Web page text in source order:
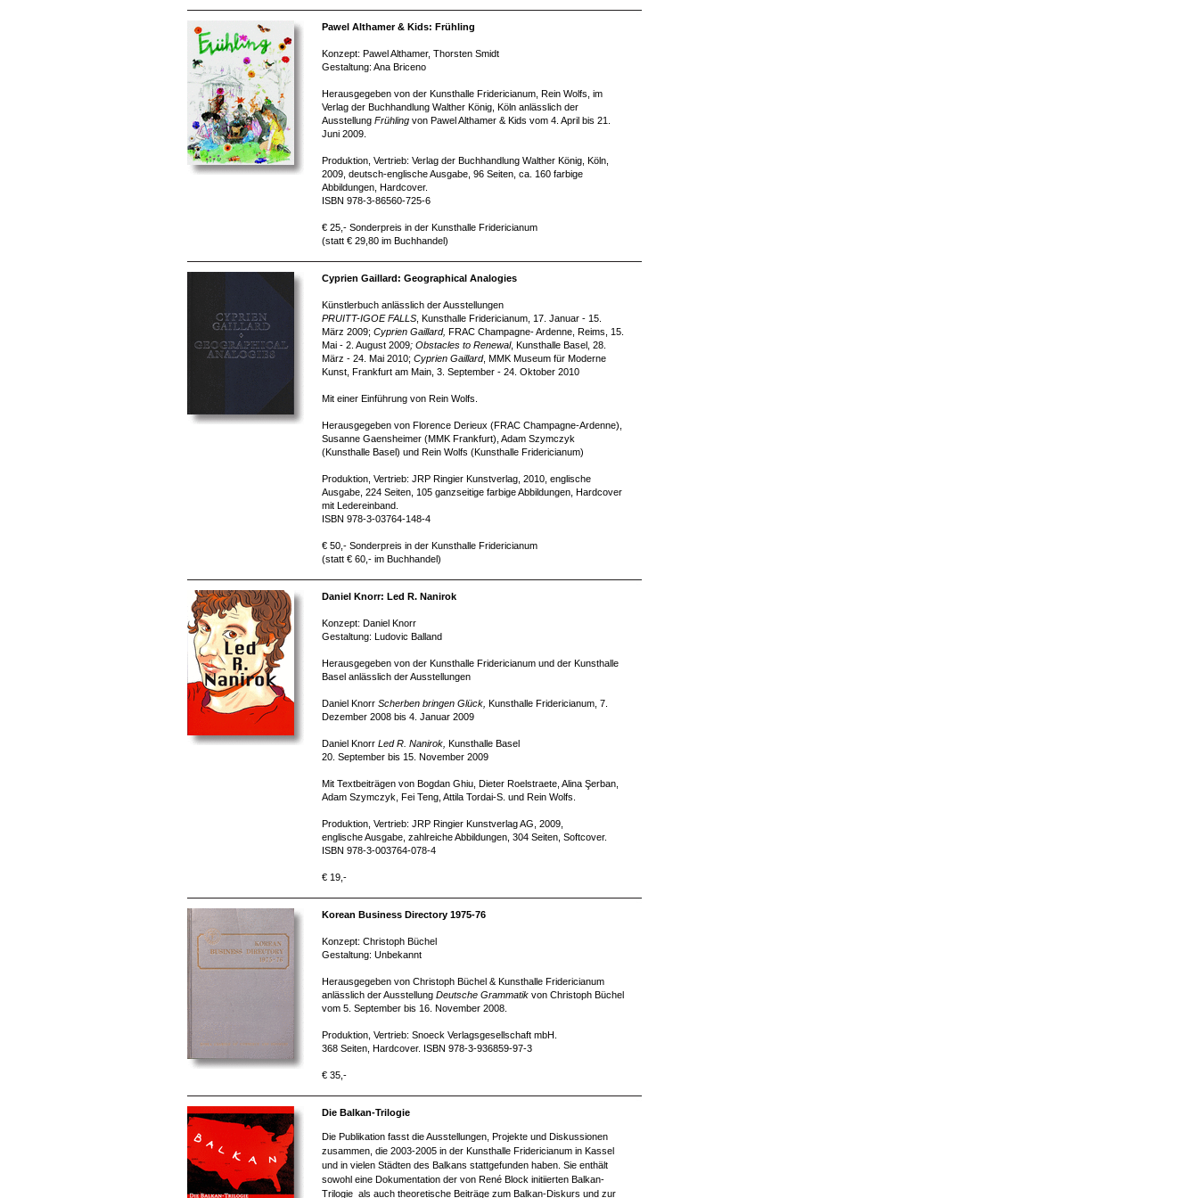
Pawel Althamer & Kids: Frühling
Konzept: Pawel Althamer, Thorsten Smidt
Gestaltung: Ana Briceno
Herausgegeben von der Kunsthalle Fridericianum, Rein Wolfs, im
Verlag der Buchhandlung Walther König, Köln anlässlich der
Ausstellung Frühling von Pawel Althamer & Kids vom 4. April bis 21.
Juni 2009.
Produktion, Vertrieb: Verlag der Buchhandlung Walther König, Köln,
2009, deutsch-englische Ausgabe, 96 Seiten, ca. 160 farbige
Abbildungen, Hardcover.
ISBN 978-3-86560-725-6
€ 25,- Sonderpreis in der Kunsthalle Fridericianum
(statt € 29,80 im Buchhandel)
Cyprien Gaillard: Geographical Analogies
Künstlerbuch anlässlich der Ausstellungen
PRUITT-IGOE FALLS , Kunsthalle Fridericianum, 17. Januar - 15.
März 2009; Cyprien Gaillard, FRAC Champagne- Ardenne, Reims, 15.
Mai - 2. August 2009; Obstacles to Renewal, Kunsthalle Basel, 28.
März - 24. Mai 2010; Cyprien Gaillard, MMK Museum für Moderne
Kunst, Frankfurt am Main, 3. September - 24. Oktober 2010
Mit einer Einführung von Rein Wolfs.
Herausgegeben von Florence Derieux (FRAC Champagne-Ardenne),
Susanne Gaensheimer (MMK Frankfurt), Adam Szymczyk
(Kunsthalle Basel) und Rein Wolfs (Kunsthalle Fridericianum)
Produktion, Vertrieb: JRP Ringier Kunstverlag, 2010, englische
Ausgabe, 224 Seiten, 105 ganzseitige farbige Abbildungen, Hardcover
mit Ledereinband.
ISBN 978-3-03764-148-4
€ 50,- Sonderpreis in der Kunsthalle Fridericianum
(statt € 60,- im Buchhandel)
Daniel Knorr: Led R. Nanirok
Konzept: Daniel Knorr
Gestaltung: Ludovic Balland
Herausgegeben von der Kunsthalle Fridericianum und der Kunsthalle
Basel anlässlich der Ausstellungen
Daniel Knorr Scherben bringen Glück, Kunsthalle Fridericianum, 7.
Dezember 2008 bis 4. Januar 2009
Daniel Knorr Led R. Nanirok, Kunsthalle Basel
20. September bis 15. November 2009
Mit Textbeiträgen von Bogdan Ghiu, Dieter Roelstraete, Alina Şerban,
Adam Szymczyk, Fei Teng, Attila Tordai-S. und Rein Wolfs.
Produktion, Vertrieb: JRP Ringier Kunstverlag AG, 2009,
englische Ausgabe, zahlreiche Abbildungen, 304 Seiten, Softcover.
ISBN 978-3-003764-078-4
€ 19,-
Korean Business Directory 1975-76
Konzept: Christoph Büchel
Gestaltung: Unbekannt
Herausgegeben von Christoph Büchel & Kunsthalle Fridericianum
anlässlich der Ausstellung Deutsche Grammatik von Christoph Büchel
vom 5. September bis 16. November 2008.
Produktion, Vertrieb: Snoeck Verlagsgesellschaft mbH.
368 Seiten, Hardcover. ISBN 978-3-936859-97-3
€ 35,-
Die Balkan-Trilogie
Die Publikation fasst die Ausstellungen, Projekte und Diskussionen
zusammen, die 2003-2005 in der Kunsthalle Fridericianum in Kassel
und in vielen Städten des Balkans stattgefunden haben. Sie enthält
sowohl eine Dokumentation der von René Block initiierten Balkan-
Trilogie als auch theoretische Beiträge zum Balkan-Diskurs und zur